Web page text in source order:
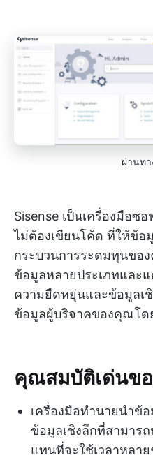
ผ่านทา
Sisense เป็นเครื่องมือซ
ไม่ต้องเขียนโค้ด ที่ให้ข้อ
กระบวนการระดมทุนขอ
ข้อมูลหลายประเภทและ
ความยืดหยุ่นและข้อมูลเ
ข้อมูลผู้บริจาคของคุณโด
คุณสมบัติเด่นขอ
เครื่องมือทำนายนำข้
ข้อมูลเชิงลึกที่สามาร
แทนที่จะใช้เวลาหลาย